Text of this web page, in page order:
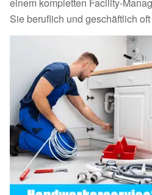
einem kompletten Facility-
Sie beruflich und geschäftlich